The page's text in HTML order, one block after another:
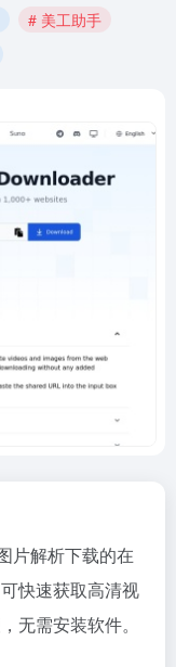
# 美工助手
片解析下载的在
快速获取高清视
无需安装软件。